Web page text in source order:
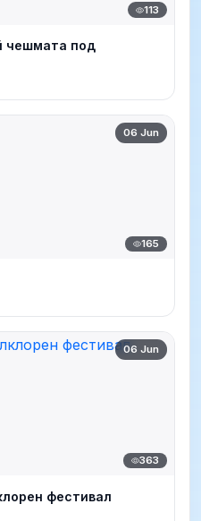
113
чешмата под
06 Jun
165
06 Jun
363
фестивал